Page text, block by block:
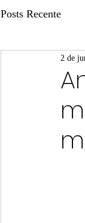
Posts Recente
Coluna Fatos
Coluna:
2 de